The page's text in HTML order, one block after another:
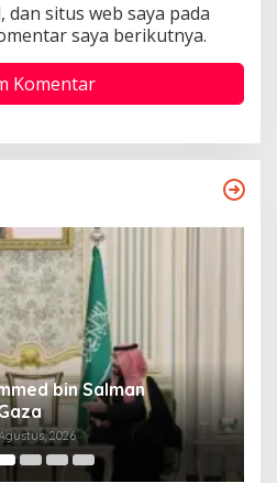
dan situs web saya pada
saya berikutnya.
bin Salman
2026